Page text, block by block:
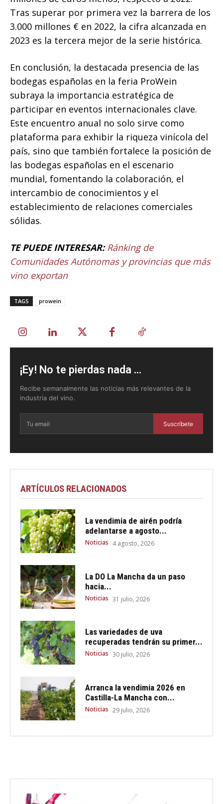
Tras superar por primera vez la barrera de los
3.000 millones € en 2022, la cifra alcanzada en
2023 es la tercera mejor de la serie histórica.
En conclusión, la destacada presencia de las
bodegas españolas en la feria ProWein
subraya la importancia estratégica de
participar en eventos internacionales clave.
Este encuentro anual no solo sirve como
plataforma para exhibir la riqueza vinícola del
país, sino que también fortalece la posición de
las bodegas españolas en el escenario
mundial, fomentando la colaboración, el
intercambio de conocimientos y el
establecimiento de relaciones comerciales
sólidas.
TE PUEDE INTERESAR: Ránking de
Comunidades Autónomas y provincias que más
vino exportan
TAGS prowein
¡Ey! No te pierdas nada ...
Recibe semanalmente las noticias más relevantes de la
industria del vino.
Suscríbete
ARTÍCULOS RELACIONADOS
La vendimia de airén podría
adelantarse a agosto...
Noticias 4 agosto, 2026
La DO La Mancha da un paso
hacia...
Noticias 31 julio, 2026
Las variedades de uva
recuperadas tendrán su primer...
Noticias 30 julio, 2026
Arranca la vendimia 2026 en
Castilla-La Mancha con...
Noticias 29 julio, 2026